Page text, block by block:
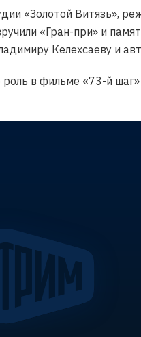
«Золотой Витязь»,
«Гран-при» и
Келехсаеву и
в фильме «73-й